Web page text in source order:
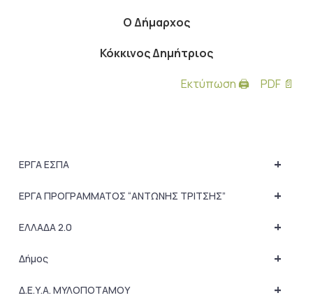
Ο Δήμαρχος
Κόκκινος Δημήτριος
Εκτύπωση 🖨
PDF 📄
+
ΕΡΓΑ ΕΣΠΑ
+
ΕΡΓΑ ΠΡΟΓΡΑΜΜΑΤΟΣ “ΑΝΤΩΝΗΣ ΤΡΙΤΣΗΣ”
+
ΕΛΛΑΔΑ 2.0
+
Δήμος
+
Δ.Ε.Υ.Α. ΜΥΛΟΠΟΤΑΜΟΥ